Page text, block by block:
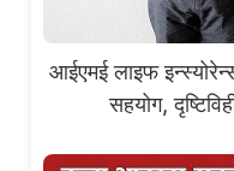
आईएमई लाइफ
सहयोग,